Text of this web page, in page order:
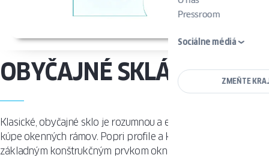
Pressroom
Sociálne médiá
ZMEŇTE
OBYČAJNÉ SKLÁ
Klasické, obyčajné sklo je rozumnou a ekonomickou voľbou pri
kúpe okenných rámov. Popri profile a krídle je sklo
základným konštrukčným prvkom okna.